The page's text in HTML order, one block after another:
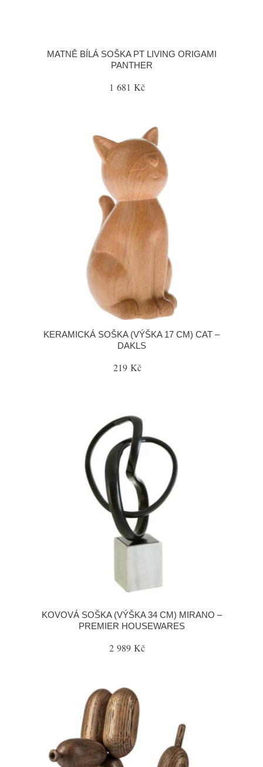
MATNĚ BÍLÁ SOŠKA PT LIVING ORIGAMI
PANTHER
1 681 Kč
KERAMICKÁ SOŠKA (VÝŠKA 17 CM) CAT –
DAKLS
219 Kč
KOVOVÁ SOŠKA (VÝŠKA 34 CM) MIRANO –
PREMIER HOUSEWARES
2 989 Kč